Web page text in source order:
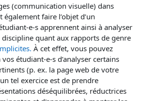
(communication visuelle) dans
faire l’objet d’un
e-s apprennent ainsi à analyser
discipline quant aux rapports de genre
À cet effet, vous pouvez
étudiant-e-s d’analyser certains
(p. ex. la page web de votre
tel exercice est de prendre
déséquilibrées, réductrices